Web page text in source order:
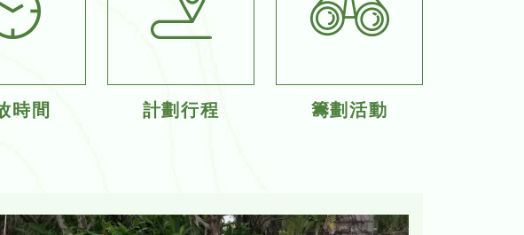
時間 計劃行程 籌劃活動